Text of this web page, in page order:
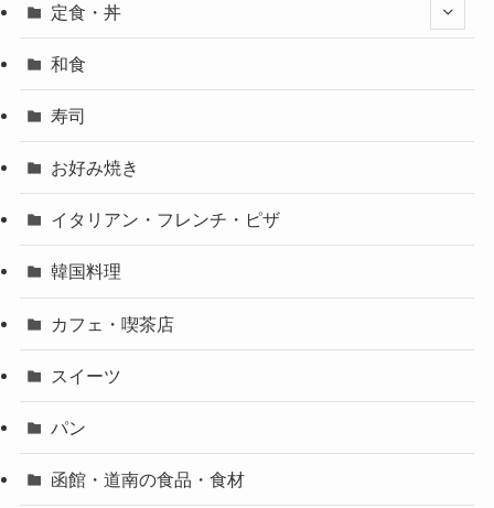
定食・丼
和食
寿司
お好み焼き
イタリアン・フレンチ・ピザ
韓国料理
カフェ・喫茶店
スイーツ
パン
函館・道南の食品・食材